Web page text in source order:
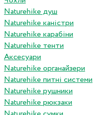
Naturehike душ
Naturehike каністри
Naturehike карабіни
Naturehike тенти
Аксесуари
Naturehike органайзери
Naturehike питні системи
Naturehike рушники
Naturehike рюкзаки